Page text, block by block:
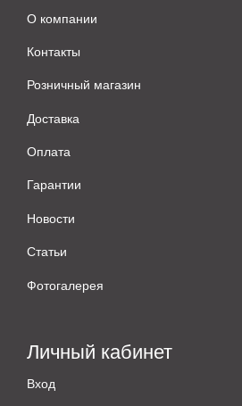
О компании
Контакты
Розничный магазин
Доставка
Оплата
Гарантии
Новости
Статьи
Фотогалерея
Личный кабинет
Вход